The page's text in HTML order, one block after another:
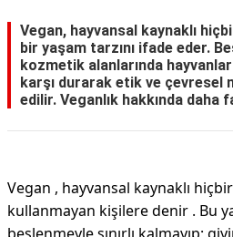
Vegan, hayvansal kaynaklı
bir yaşam tarzını ifade eder.
kozmetik alanlarında
karşı durarak etik ve çevresel
edilir. Veganlık hakkında daha
Vegan , hayvansal kaynaklı
kullanmayan kişilere denir . Bu